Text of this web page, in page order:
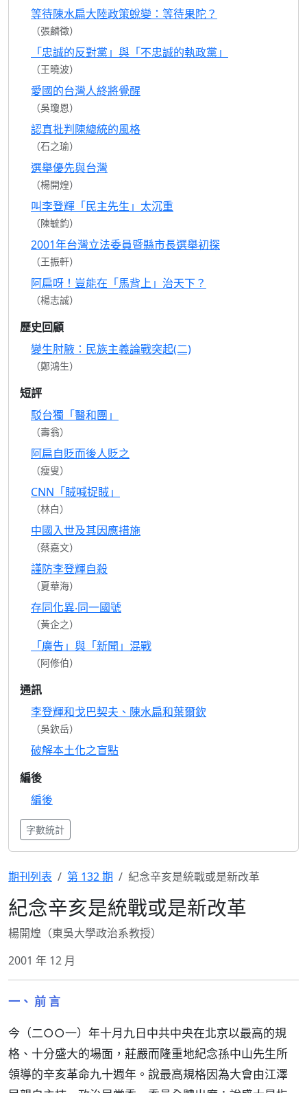
等待陳水扁大陸政策蛻變：等待果陀？
（張麟徵）
「忠誠的反對黨」與「不忠誠的執政黨」
（王曉波）
愛國的台灣人終將覺醒
（吳瓊恩）
認真批判陳總統的風格
（石之瑜）
選舉優先與台灣
（楊開煌）
叫李登輝「民主先生」太沉重
（陳毓鈞）
2001年台灣立法委員暨縣市長選舉初探
（王振軒）
阿扁呀！豈能在「馬背上」治天下？
（楊志誠）
歷史回顧
變生肘腋：民族主義論戰突起(二)
（鄭鴻生）
短評
駁台獨「醫和團」
（壽翁）
阿扁自貶而後人貶之
（瘦叟）
CNN「賊喊捉賊」
（林白）
中國入世及其因應措施
（蔡嘉文）
謹防李登輝自殺
（夏華海）
存同化異‧同一國號
（黃企之）
「廣告」與「新聞」混戰
（阿修伯）
通訊
李登輝和戈巴契夫、陳水扁和葉爾欽
（吳欽岳）
破解本土化之盲點
編後
編後
字數統計
期刊列表 第 132 期 紀念辛亥是統戰或是新改革
紀念辛亥是統戰或是新改革
楊開煌（東吳大學政治系教授）
2001 年 12 月
一、 前 言
今（二○○一）年十月九日中共中央在北京以最高的規
格、十分盛大的場面，莊嚴而隆重地紀念孫中山先生所
領導的辛亥革命九十週年。說最高規格因為大會由江澤